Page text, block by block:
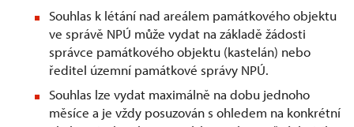
Souhlas k létání nad areálem památkového objektu
ve správě NPÚ může vydat na základě žádosti
správce památkového objektu (kastelán) nebo
ředitel územní památkové správy NPÚ.
Souhlas lze vydat maximálně na dobu jednoho
měsíce a je vždy posuzován s ohledem na konkrétní